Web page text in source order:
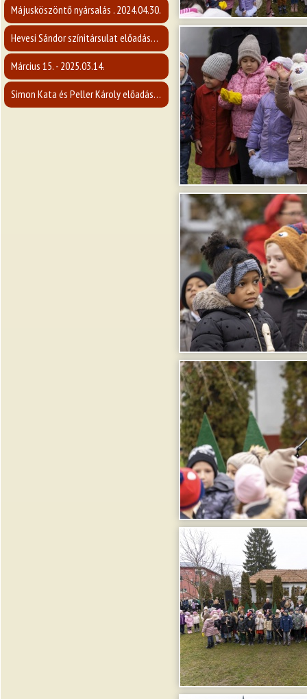
Májusköszöntő nyársalás . 2024.04.30.
Hevesi Sándor színitársulat előadása - 2025.04.12.
Március 15. - 2025.03.14.
Simon Kata és Peller Károly előadása - 2025.03.02